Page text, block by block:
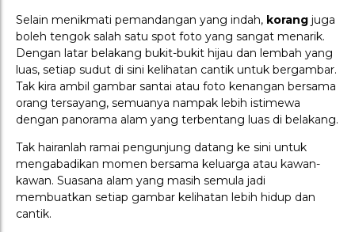
Selain menikmati pemandangan yang indah, korang juga
boleh tengok salah satu spot foto yang sangat menarik.
Dengan latar belakang bukit-bukit hijau dan lembah yang
luas, setiap sudut di sini kelihatan cantik untuk bergambar.
Tak kira ambil gambar santai atau foto kenangan bersama
orang tersayang, semuanya nampak lebih istimewa
dengan panorama alam yang terbentang luas di belakang.
Tak hairanlah ramai pengunjung datang ke sini untuk
mengabadikan momen bersama keluarga atau kawan-
kawan. Suasana alam yang masih semula jadi
membuatkan setiap gambar kelihatan lebih hidup dan
cantik.